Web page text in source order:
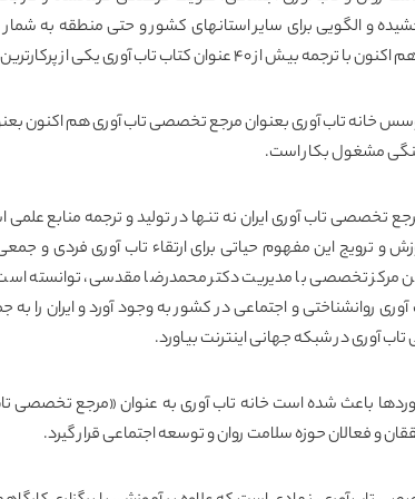
و الگویی برای سایر استانهای کشور و حتی منطقه به
از ۴۰ عنوان کتاب تاب آوری یکی از پرکارترین مترجمین معاصر بشمار می آید.
خانه تاب آوری بعنوان مرجع تخصصی تاب آوری هم اکنون
مشغول بکار است.
تخصصی تاب آوری ایران نه تنها در تولید و ترجمه منابع
و ترویج این مفهوم حیاتی برای ارتقاء تاب آوری فردی و
مرکز تخصصی با مدیریت دکتر محمدرضا مقدسی، توانسته
آوری روانشناختی و اجتماعی در کشور به وجود آورد و ایران را
آوری در شبکه جهانی اینترنت بیاورد.
باعث شده است خانه تاب آوری به عنوان «مرجع تخصصی
و فعالان حوزه سلامت روان و توسعه اجتماعی قرار گیرد.